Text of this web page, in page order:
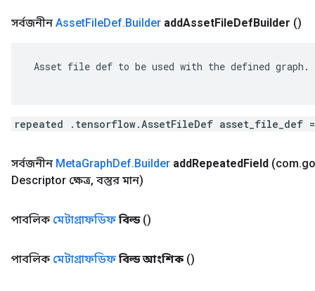
সর্বজনীন AssetFileDef.Builder addAssetFileDefBuilder ()
Asset file def to be used with the defined graph.
repeated .tensorflow.AssetFileDef asset_file_def
সর্বজনীন MetaGraphDef.Builder addRepeatedField (com.
Descriptor ক্ষেত্র, বস্তুর মান)
পাবলিক মেটাগ্রাফডিফ বিল্ড ()
পাবলিক মেটাগ্রাফডিফ বিল্ড আংশিক ()